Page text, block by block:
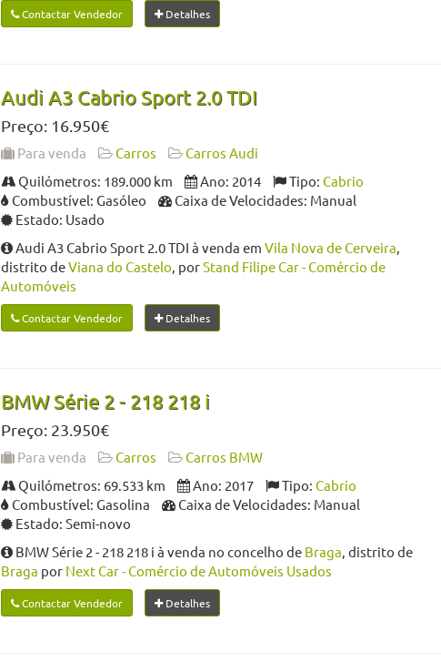
Contactar Vendedor Detalhes
Audi A3 Cabrio Sport 2.0 TDI
Preço: 16.950€
Para venda Carros
Carros Audi
Quilómetros: 189.000 km
Ano: 2014 Tipo: Cabrio
Combustível: Gasóleo
Caixa de Velocidades: Manual
Estado: Usado
Audi A3 Cabrio Sport 2.0 TDI à venda em Vila Nova de Cerveira,
distrito deViana do Castelo, porStand Filipe Car - Comércio de
Automóveis
Contactar Vendedor Detalhes
BMW Série 2 - 218 218 i
Preço: 23.950€
Para venda Carros
Carros BMW
Quilómetros: 69.533 km
Ano: 2017 Tipo: Cabrio
Combustível: Gasolina
Caixa de Velocidades: Manual
Estado: Semi-novo
BMW Série 2 - 218 218 i à venda no concelho de Braga, distrito de
Braga por Next Car - Comércio de Automóveis Usados
Contactar Vendedor Detalhes